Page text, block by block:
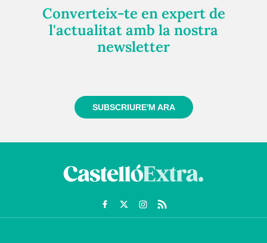
Converteix-te en expert de
l'actualitat amb la nostra
newsletter
SUBSCRIURE'M ARA